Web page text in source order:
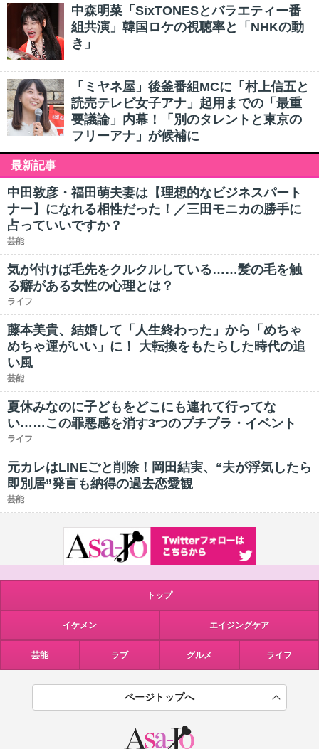
中森明菜「SixTONESとバラエティー番
組共演」韓国ロケの視聴率と「NHKの動
き」
「ミヤネ屋」後釜番組MCに「村上信五と
読売テレビ女子アナ」起用までの「最重
要議論」内幕！「別のタレントと東京の
フリーアナ」が候補に
最新記事
中田敦彦・福田萌夫妻は【理想的なビジネスパート
ナー】になれる相性だった！／三田モニカの勝手に
占っていいですか？
芸能
気が付けば毛先をクルクルしている……髪の毛を触
る癖がある女性の心理とは？
ライフ
藤本美貴、結婚して「人生終わった」から「めちゃ
めちゃ運がいい」に！ 大転換をもたらした時代の追
い風
芸能
夏休みなのに子どもをどこにも連れて行ってな
い……この罪悪感を消す3つのプチプラ・イベント
ライフ
元カレはLINEごと削除！岡田結実、“夫が浮気したら
即別居”発言も納得の過去恋愛観
芸能
トップ
イケメン エイジングケア
芸能 ラブ グルメ ライフ
ページトップへ